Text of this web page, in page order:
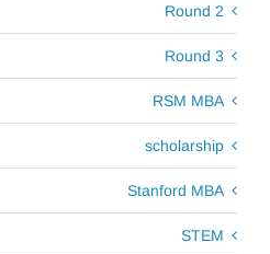
Round 2
Round 3
RSM MBA
scholarship
Stanford MBA
STEM